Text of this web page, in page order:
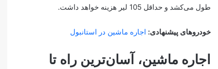
طول می‌کشد و حداقل 105 لیر هزینه خواهد داشت.
خودروهای پیشنهادی: اجاره ماشین در استانبول
اجاره ماشین، آسان‌ترین راه تا